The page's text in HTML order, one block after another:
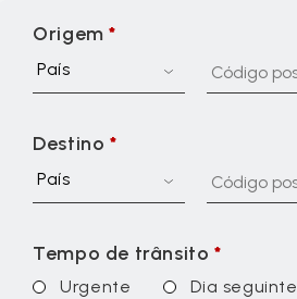
Origem *
País
Destino *
País
Tempo de trânsito *
Urgente
Dia seguinte